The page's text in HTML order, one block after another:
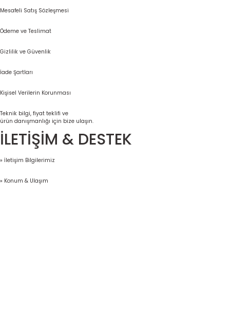
Mesafeli Satış Sözleşmesi
Ödeme ve Teslimat
Gizlilik ve Güvenlik
İade Şartları
Kişisel Verilerin Korunması
Teknik bilgi, fiyat teklifi ve
ürün danışmanlığı için bize ulaşın.
İLETİŞİM & DESTEK
» İletişim Bilgilerimiz
» Konum & Ulaşım